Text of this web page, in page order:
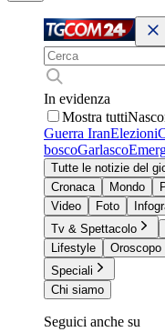
In evidenza
Mostra tutti
Guerra IranElezioni
boscoGarlasco
Tutte le notizie del
Cronaca
Mondo
Video
Foto
Tv & Spettacolo
Lifestyle
Oroscopo
Speciali
Chi siamo
Seguici anche su